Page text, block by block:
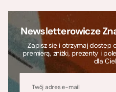
Newsletterowicze
Zapisz się i otrzymaj dostęp
premierą, zniżki, prezenty i
dla